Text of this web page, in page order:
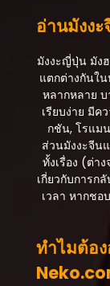
อ่านมังง
มังงะญี่ปุ่น มัง
แตกต่างกันใ
หลากหลาย บ
เรียบง่าย มี
กชัน, โรแม
ส่วนมังงะจีน
ทั้งเรื่อง (ต่า
เกี่ยวกับการก
เวลา หากชอ
ทำไมต้อ